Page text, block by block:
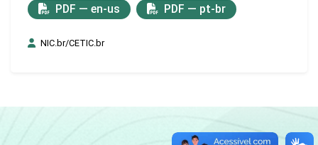
PDF — en-us PDF — pt-br
NIC.br/CETIC.br